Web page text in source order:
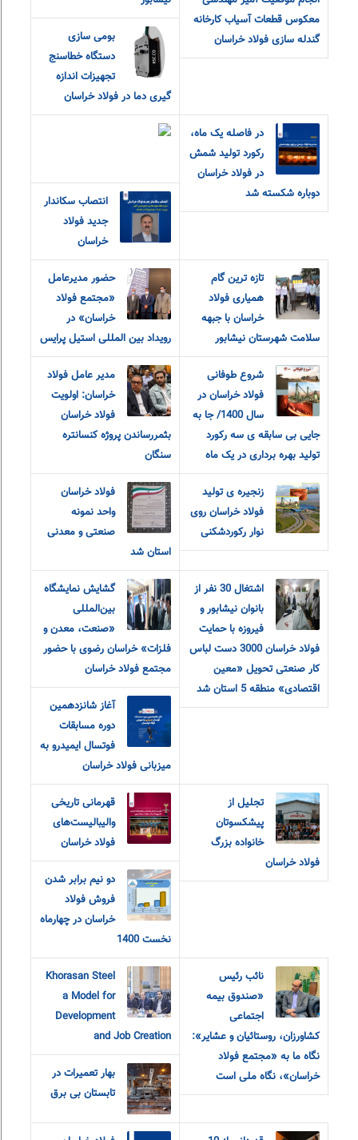
معکوس قطعات آسیاب کارخانه
گندله سازی فولاد خراسان
بومی سازی
دستگاه خطاسنج
تجهیزات اندازه
گیری دما در فولاد خراسان
در فاصله یک ماه،
رکورد تولید شمش
در فولاد خراسان
دوباره شکسته شد
انتصاب سکاندار
جدید فولاد
خراسان
تازه ترین گام
همیاری فولاد
خراسان با جبهه
سلامت شهرستان نیشابور
حضور مدیرعامل
«مجتمع فولاد
خراسان» در
رویداد بین المللی استیل پرایس
شروع طوفانی
فولاد خراسان در
سال 1400/ جا به
جایی بی سابقه ی سه رکورد
تولید بهره برداری در یک ماه
مدیر عامل فولاد
خراسان: اولویت
فولاد خراسان
بثمررساندن پروژه کنسانتره
سنگان
زنجیره ی تولید
فولاد خراسان روی
نوار رکوردشکنی
فولاد خراسان
واحد نمونه
صنعتی و معدنی
استان شد
اشتغال 30 نفر از
بانوان نیشابور و
فیروزه با حمایت
فولاد خراسان 3000 دست لباس
کار صنعتی تحویل «معین
اقتصادی» منطقه 5 استان شد
گشایش نمایشگاه
بین‌المللی
«صنعت، معدن و
فلزات» خراسان رضوی با حضور
مجتمع فولاد خراسان
آغاز شانزدهمین
دوره مسابقات
فوتسال ایمیدرو به
میزبانی فولاد خراسان
تجلیل از
پیشکسوتان
خانواده بزرگ
فولاد خراسان
قهرمانی تاریخی
والیبالیست‌های
فولاد خراسان
دو نیم برابر شدن
فروش فولاد
خراسان در چهارماه
نخست 1400
نائب رئیس
«صندوق بیمه
اجتماعی
کشاورزان، روستائیان و عشایر»:
نگاه ما به «مجتمع فولاد
خراسان»، نگاه ملی است
Khorasan Steel
a Model for
Development
and Job Creation
بهار تعمیرات در
تابستان بی برق